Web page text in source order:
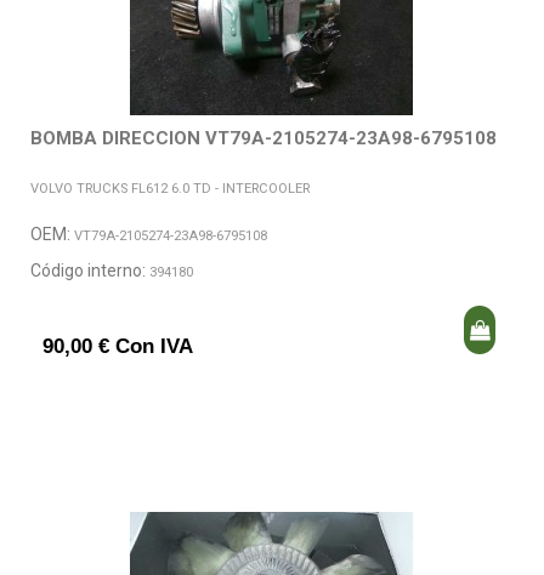
BOMBA DIRECCION VT79A-2105274-23A98-6795108
VOLVO TRUCKS FL612 6.0 TD - INTERCOOLER
OEM: VT79A-2105274-23A98-6795108
Código interno: 394180
90,00 € Con IVA